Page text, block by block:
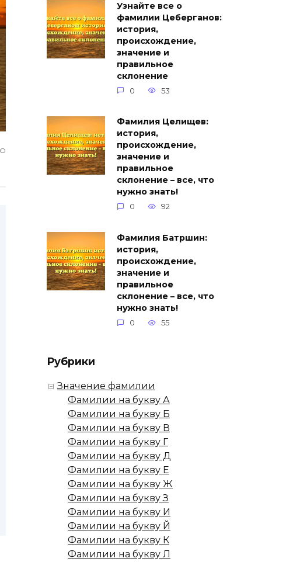
Узнайте все о
фамилии Цеберганов:
история,
происхождение,
значение и
правильное
склонение
0 53
Фамилия Целищев:
история,
происхождение,
значение и
правильное
склонение – все, что
нужно знать!
0 92
Фамилия Батршин:
история,
происхождение,
значение и
правильное
склонение – все, что
нужно знать!
0 55
Рубрики
Значение фамилии
Фамилии на букву А
Фамилии на букву Б
Фамилии на букву В
Фамилии на букву Г
Фамилии на букву Д
Фамилии на букву Е
Фамилии на букву Ж
Фамилии на букву З
Фамилии на букву И
Фамилии на букву Й
Фамилии на букву К
Фамилии на букву Л